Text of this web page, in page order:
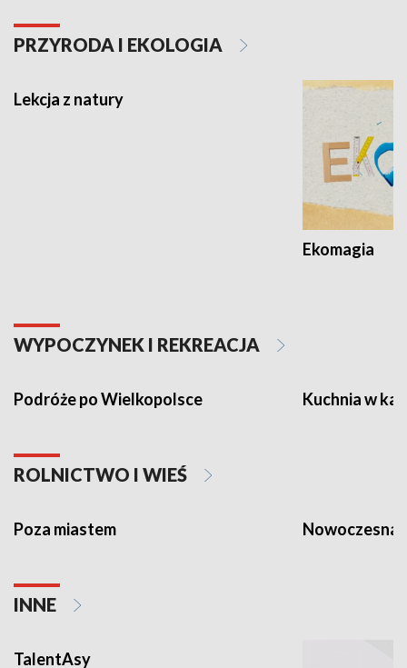
PRZYRODA I EKOLOGIA
Lekcja z natury
Ekomagia
WYPOCZYNEK I REKREACJA
Podróże po Wielkopolsce Kuchnia w
ROLNICTWO I WIEŚ
Poza miastem Nowoczesna
INNE
TalentAsy